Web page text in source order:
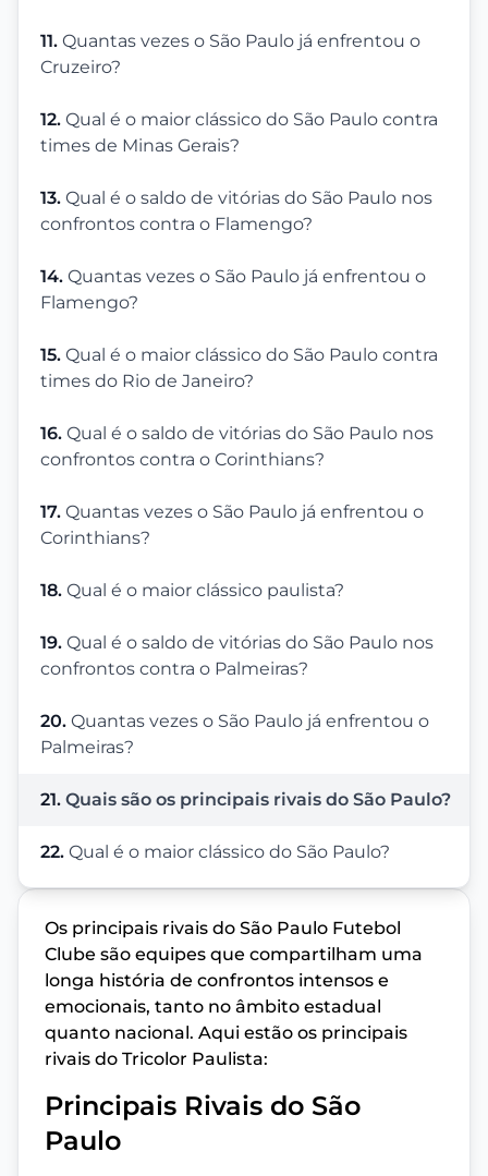
11. Quantas vezes o São Paulo já enfrentou o
Cruzeiro?
12. Qual é o maior clássico do São Paulo contra
times de Minas Gerais?
13. Qual é o saldo de vitórias do São Paulo nos
confrontos contra o Flamengo?
14. Quantas vezes o São Paulo já enfrentou o
Flamengo?
15. Qual é o maior clássico do São Paulo contra
times do Rio de Janeiro?
16. Qual é o saldo de vitórias do São Paulo nos
confrontos contra o Corinthians?
17. Quantas vezes o São Paulo já enfrentou o
Corinthians?
18. Qual é o maior clássico paulista?
19. Qual é o saldo de vitórias do São Paulo nos
confrontos contra o Palmeiras?
20. Quantas vezes o São Paulo já enfrentou o
Palmeiras?
21. Quais são os principais rivais do São Paulo?
22. Qual é o maior clássico do São Paulo?
Os principais rivais do São Paulo Futebol
Clube são equipes que compartilham uma
longa história de confrontos intensos e
emocionais, tanto no âmbito estadual
quanto nacional. Aqui estão os principais
rivais do Tricolor Paulista:
Principais Rivais do São
Paulo